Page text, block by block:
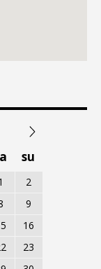
su
2
9
16
23